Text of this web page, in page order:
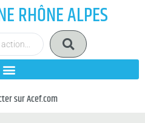
RHÔNE ALPES
sur Acef.com